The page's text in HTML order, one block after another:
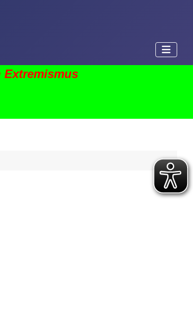
Extremismus